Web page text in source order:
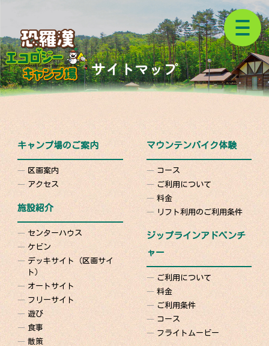
サイトマップ
キャンプ場のご案内
区画案内
アクセス
施設紹介
センターハウス
ケビン
デッキサイト（区画サイ
ト）
オートサイト
フリーサイト
遊び
食事
散策
マウンテンバイク体験
コース
ご利用について
料金
リフト利用のご利用条件
ジップラインアドベンチ
ャー
ご利用について
料金
ご利用条件
コース
フライトムービー